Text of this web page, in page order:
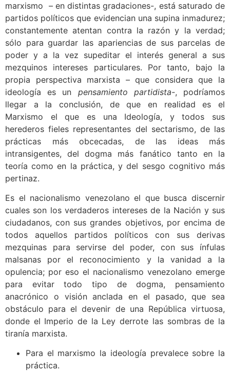
marxismo – en distintas gradaciones-, está saturado de
partidos políticos que evidencian una supina inmadurez;
constantemente atentan contra la razón y la verdad;
sólo para guardar las apariencias de sus parcelas de
poder y a la vez supeditar el interés general a sus
mezquinos intereses particulares. Por tanto, bajo la
propia perspectiva marxista – que considera que la
ideología es un pensamiento partidista-, podríamos
llegar a la conclusión, de que en realidad es el
Marxismo el que es una Ideología, y todos sus
herederos fieles representantes del sectarismo, de las
prácticas más obcecadas, de las ideas más
intransigentes, del dogma más fanático tanto en la
teoría como en la práctica, y del sesgo cognitivo más
pertinaz.
Es el nacionalismo venezolano el que busca discernir
cuales son los verdaderos intereses de la Nación y sus
ciudadanos, con sus grandes objetivos, por encima de
todos aquellos partidos políticos con sus derivas
mezquinas para servirse del poder, con sus ínfulas
malsanas por el reconocimiento y la vanidad a la
opulencia; por eso el nacionalismo venezolano emerge
para evitar todo tipo de dogma, pensamiento
anacrónico o visión anclada en el pasado, que sea
obstáculo para el devenir de una República virtuosa,
donde el Imperio de la Ley derrote las sombras de la
tiranía marxista.
Para el marxismo la ideología prevalece sobre la
práctica.